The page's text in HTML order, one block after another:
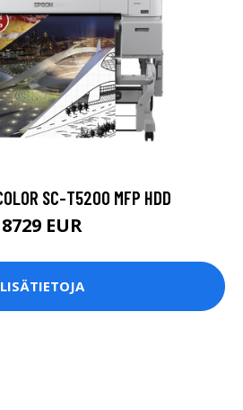
SC-T5200 MFP HDD
8729 EUR
LISÄTIETOJA